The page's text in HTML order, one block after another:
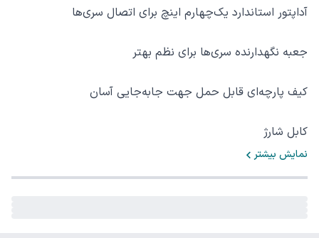
آداپتور استاندارد یک‌چهارم اینچ برای اتصال سری‌ها
جعبه نگهدارنده سری‌ها برای نظم بهتر
کیف پارچه‌ای قابل حمل جهت جابه‌جایی آسان
کابل شارژ
نمایش بیشتر